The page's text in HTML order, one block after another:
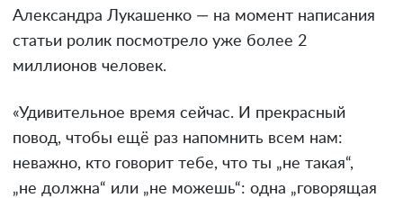
Александра Лукашенко — на момент написания
статьи ролик посмотрело уже более 2
миллионов человек.
«Удивительное время сейчас. И прекрасный
повод, чтобы ещё раз напомнить всем нам:
неважно, кто говорит тебе, что ты „не такая“,
„не должна“ или „не можешь“: одна „говорящая